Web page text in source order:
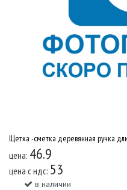
Щетка -сметка деревянная ручка
цена: 46.9
цена c ндс: 53
в наличии